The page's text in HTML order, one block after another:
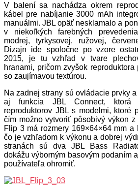
V balení sa nachádza okrem
kábel pre nabíjanie 3000 mAh
manuálmi. JBL opäť nesklamalo a
v niekoľkých farebných
modrej, tyrkysovej, ružovej,
Dizajn ide spoločne po vzore
2015, je tu vzhľad v tvare
hranami, pričom zvyšok reproduktora
so zaujímavou textúrou.
Na zadnej strany sú ovládacie prvky
aj funkcia JBL Connect, ktorá
reproduktorov JBL s modelmi, ktoré
čím možno vytvoriť pôsobivý výkon z
Flip 3 má rozmery 169×64×64 mm a
čo je vzhľadom k výkonu a dobrej
stranách sú dva JBL Bass
dokážu výborným basovým podaním
používateľa ohromiť.